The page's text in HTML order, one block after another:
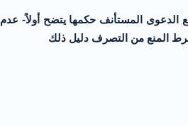
الدعوى المستأنف حكمها يتضح أولاً- عدم
المنع من التصرف دليل ذلك